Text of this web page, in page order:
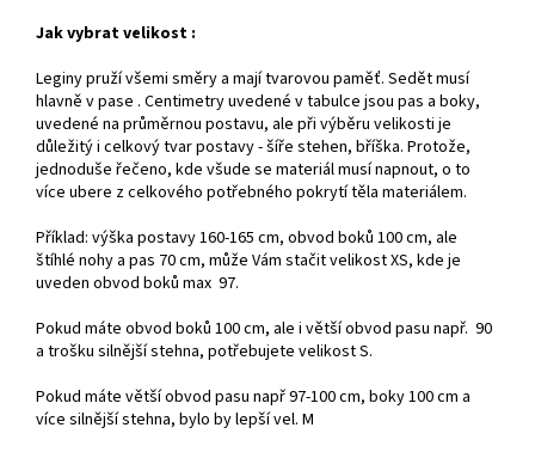
Jak vybrat velikost :
Leginy pruží všemi směry a mají tvarovou paměť. Sedět musí
hlavně v pase . Centimetry uvedené v tabulce jsou pas a boky,
uvedené na průměrnou postavu, ale při výběru velikosti je
důležitý i celkový tvar postavy - šíře stehen, bříška. Protože,
jednoduše řečeno, kde všude se materiál musí napnout, o to
více ubere z celkového potřebného pokrytí těla materiálem.
Příklad: výška postavy 160-165 cm, obvod boků 100 cm, ale
štíhlé nohy a pas 70 cm, může Vám stačit velikost XS, kde je
uveden obvod boků max 97.
Pokud máte obvod boků 100 cm, ale i větší obvod pasu např. 90
a trošku silnější stehna, potřebujete velikost S.
Pokud máte větší obvod pasu např 97-100 cm, boky 100 cm a
více silnější stehna, bylo by lepší vel. M